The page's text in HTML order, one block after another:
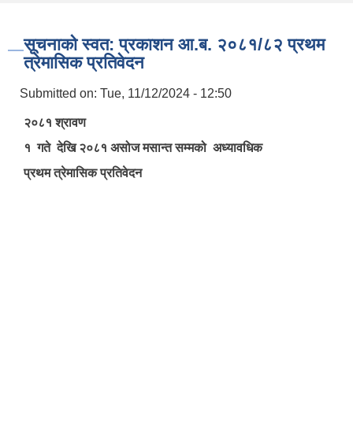
सूचनाको स्वत: प्रकाशन आ.ब. २०८१/८२ प्रथम
त्रेमासिक प्रतिवेदन
Submitted on: Tue, 11/12/2024 - 12:50
२०८१ श्रावण
१ गते देखि २०८१ असोज मसान्त सम्मको अध्यावधिक
प्रथम त्रेमासिक प्रतिवेदन